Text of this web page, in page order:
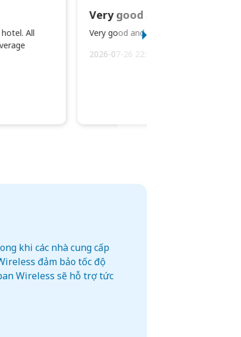
All
Very good and prompt service.
2026-07-26 22:43:45
khi các nhà cung cấp
đảm bảo tốc độ
Wireless sẽ hỗ trợ tức